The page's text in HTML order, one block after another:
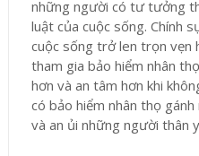
những người có tư tưởng
luật của cuộc sống. Chính
cuộc sống trở len trọn vẹn
tham gia bảo hiểm nhân
hơn và an tâm hơn khi
có bảo hiểm nhân thọ
và an ủi những người thân